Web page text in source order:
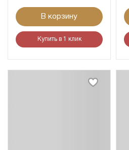
В корзину
Купить в 1 клик